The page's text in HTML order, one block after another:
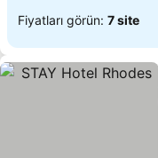
Fiyatları görün: 7 site